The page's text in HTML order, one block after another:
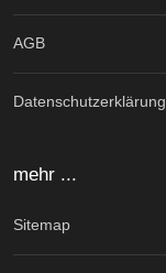
AGB
Datenschutzerklärung
mehr ...
Sitemap